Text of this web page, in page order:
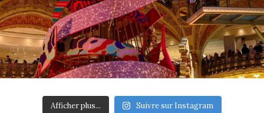
Afficher plus... Suivre sur Instagram